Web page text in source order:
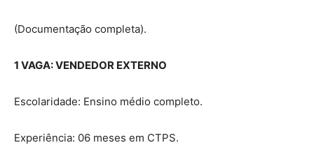
(Documentação completa).
1 VAGA: VENDEDOR EXTERNO
Escolaridade: Ensino médio completo.
Experiência: 06 meses em CTPS.